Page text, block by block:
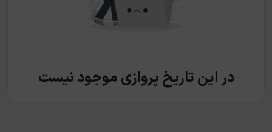
در این تاریخ پروازی موجود نیست